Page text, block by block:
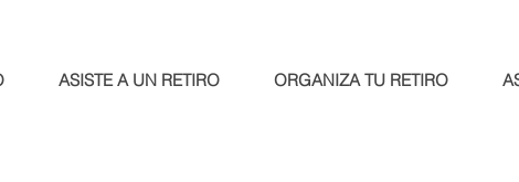
ASISTE A UN RETIRO ORGANIZA TU RETIRO